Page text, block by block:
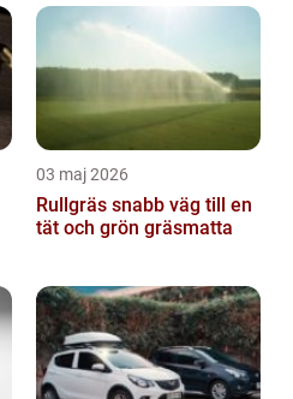
03 maj 2026
Rullgräs snabb väg till en
tät och grön gräsmatta